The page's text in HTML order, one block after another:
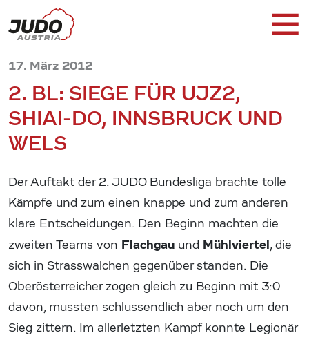
17. März 2012
2. BL: SIEGE FÜR UJZ2,
SHIAI-DO, INNSBRUCK UND
WELS
Der Auftakt der 2. JUDO Bundesliga brachte tolle
Kämpfe und zum einen knappe und zum anderen
klare Entscheidungen. Den Beginn machten die
zweiten Teams von Flachgau und Mühlviertel, die
sich in Strasswalchen gegenüber standen. Die
Oberösterreicher zogen gleich zu Beginn mit 3:0
davon, mussten schlussendlich aber noch um den
Sieg zittern. Im allerletzten Kampf konnte Legionär